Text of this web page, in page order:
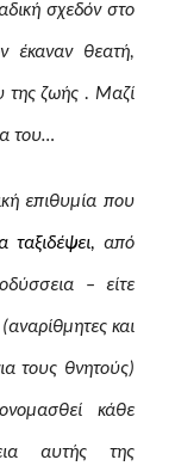
σχεδόν στο
έκαναν θεατή,
της ζωής . Μαζί
του…
επιθυμία που
ταξιδέψει,από
– είτε
και
τους θνητούς)
κάθε
αυτής της